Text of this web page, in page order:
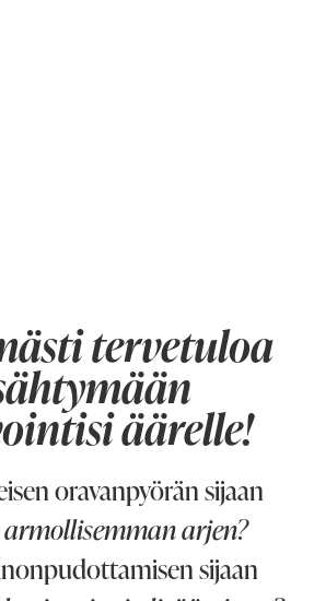
tervetuloa
äärelle!
oravanpyörän sijaan
armollisemman arjen?
sijaan